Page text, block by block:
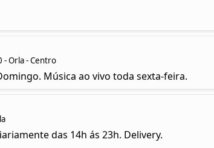
- Orla - Centro
Música ao vivo toda sexta-feira.
das 14h ás 23h. Delivery.